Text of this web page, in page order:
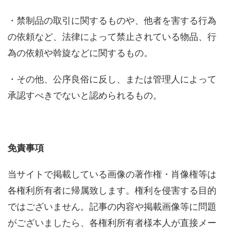
・禁制品の取引に関するものや、他者を害する行為
の依頼など、法律によって禁止されている物品、行
為の依頼や斡旋などに関するもの。
・その他、公序良俗に反し、または管理人によって
承認すべきでないと認められるもの。
免責事項
当サイトで掲載している画像の著作権・肖像権等は
各権利所有者に帰属致します。権利を侵害する目的
ではございません。記事の内容や掲載画像等に問題
がございましたら、各権利所有者様本人が直接メー